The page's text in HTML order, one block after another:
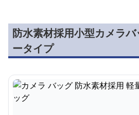
防水素材採用小型カメラ
ータイプ